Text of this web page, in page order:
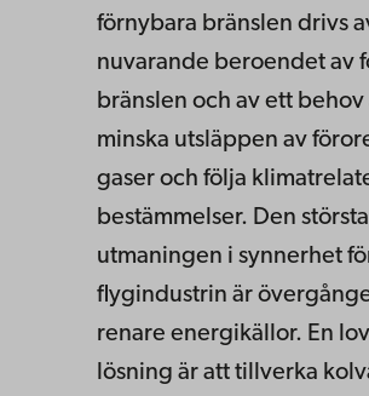
förnybara bränslen drivs
nuvarande beroendet av
bränslen och av ett behov
minska utsläppen av
gaser och följa
bestämmelser. Den största
utmaningen i synnerhet
flygindustrin är
renare energikällor. En
lösning är att tillverka